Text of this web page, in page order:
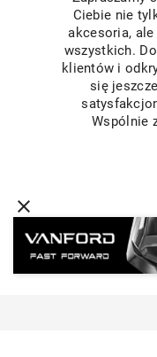
Ciebie nie
akcesoria, ale
wszystkich.
klientów i
się
Wspólnie
close